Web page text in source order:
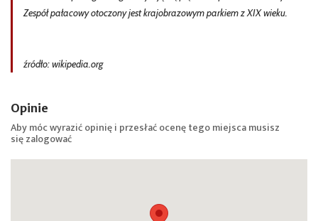
Zespół pałacowy otoczony jest krajobrazowym parkiem z XIX wieku.
źródło: wikipedia.org
Opinie
Aby móc wyrazić opinię i przesłać ocenę tego miejsca musisz
sięzalogować